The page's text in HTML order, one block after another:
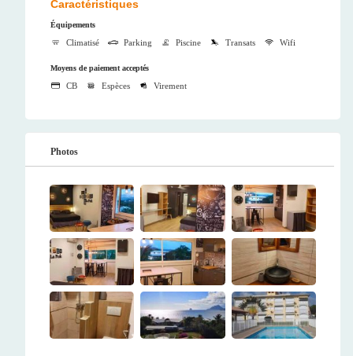
Caractéristiques
Équipements
Climatisé Parking Piscine Transats Wifi
Moyens de paiement acceptés
CB Espèces Virement
Photos